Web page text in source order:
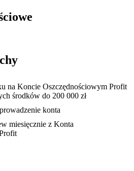
na Koncie Oszczędnościowym Profit
środków do 200 000 zł
konta
miesięcznie z Konta